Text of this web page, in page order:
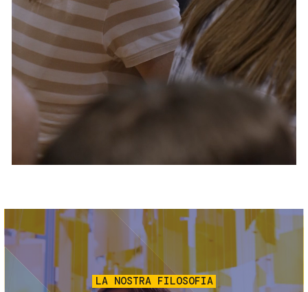
Servizi e accessibilità
Contatti
FAQ
Biglietti
Immagine
LA NOSTRA FILOSOFIA